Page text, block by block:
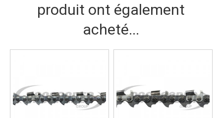
produit ont également
acheté...